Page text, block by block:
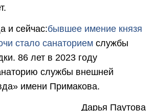
и сейчас:бывшее имение князя
стало санаторием службы
86 лет в 2023 году
службы внешней
имени Примакова.
Дарья Паутова